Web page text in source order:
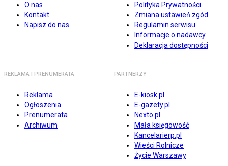
O nas
Kontakt
Napisz do nas
Polityka Prywatności
Zmiana ustawień zgód
Regulamin serwisu
Informacje o nadawcy
Deklaracja dostępności
REKLAMA I PRENUMERATA
Reklama
Ogłoszenia
Prenumerata
Archiwum
PARTNERZY
E-kiosk.pl
E-gazety.pl
Nexto.pl
Mała księgowość
Kancelarierp.pl
Wieści Rolnicze
Życie Warszawy